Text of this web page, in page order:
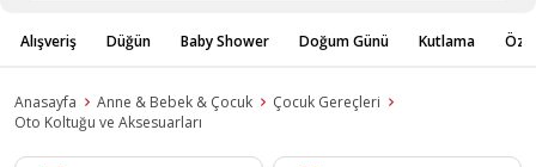
Alışveriş Düğün Baby Shower Doğum Günü Kutlama
Anasayfa Anne & Bebek & Çocuk
Çocuk Gereçleri
Oto Koltuğu ve Aksesuarları